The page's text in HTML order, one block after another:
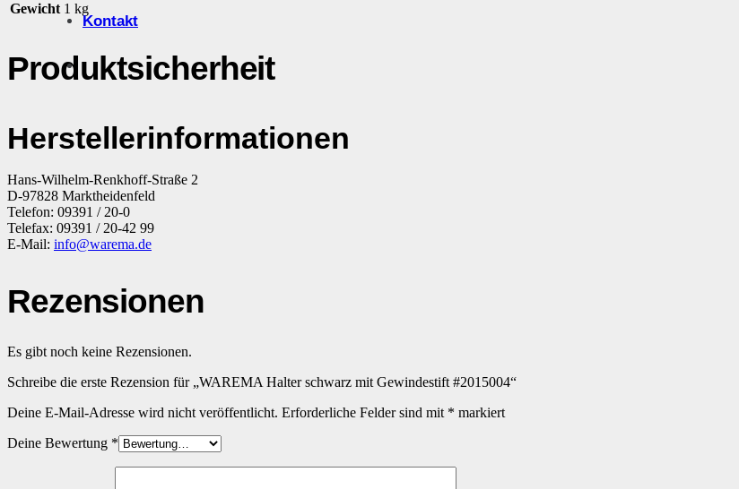
Kontakt
Gewicht 1 kg
Produktsicherheit
Herstellerinformationen
Hans-Wilhelm-Renkhoff-Straße 2
D-97828 Marktheidenfeld
Telefon: 09391 / 20-0
Telefax: 09391 / 20-42 99
E-Mail: info@warema.de
Rezensionen
Es gibt noch keine Rezensionen.
Schreibe die erste Rezension für „WAREMA Halter schwarz mit Gewindestift #2015004“
Deine E-Mail-Adresse wird nicht veröffentlicht. Erforderliche Felder sind mit * markiert
Deine Bewertung *